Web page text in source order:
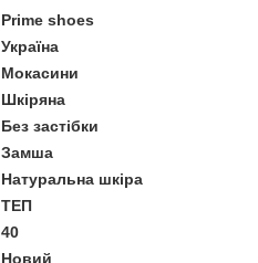
Prime shoes
Україна
Мокасини
Шкіряна
Без застібки
Замша
Натуральна шкіра
ТЕП
40
Новий